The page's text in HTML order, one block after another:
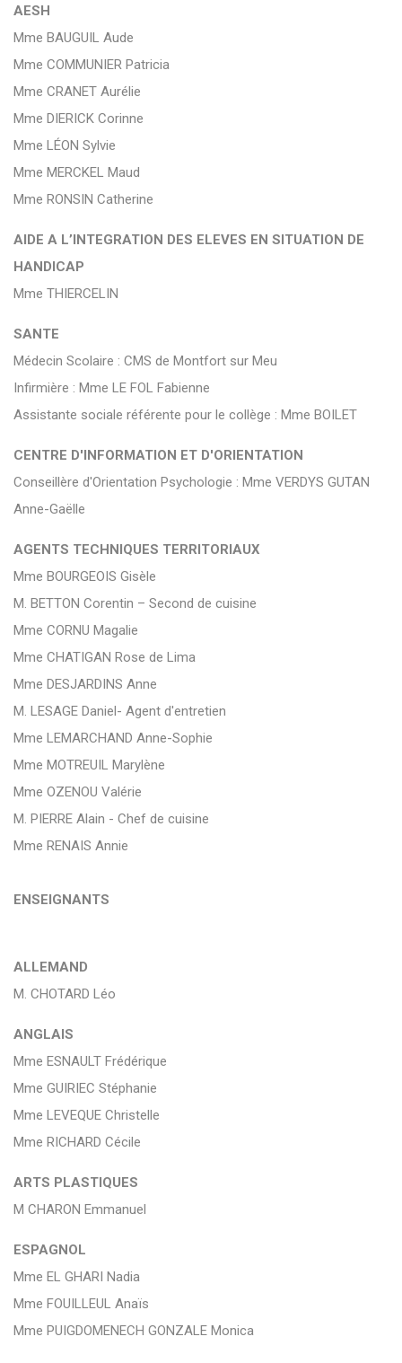
AESH
Mme BAUGUIL Aude
Mme COMMUNIER Patricia
Mme CRANET Aurélie
Mme DIERICK Corinne
Mme LÉON Sylvie
Mme MERCKEL Maud
Mme RONSIN Catherine
AIDE A L’INTEGRATION DES ELEVES EN SITUATION DE
HANDICAP
Mme THIERCELIN
SANTE
Médecin Scolaire : CMS de Montfort sur Meu
Infirmière : Mme LE FOL Fabienne
Assistante sociale référente pour le collège : Mme BOILET
CENTRE D'INFORMATION ET D'ORIENTATION
Conseillère d'Orientation Psychologie : Mme VERDYS GUTAN
Anne-Gaëlle
AGENTS TECHNIQUES TERRITORIAUX
Mme BOURGEOIS Gisèle
M. BETTON Corentin – Second de cuisine
Mme CORNU Magalie
Mme CHATIGAN Rose de Lima
Mme DESJARDINS Anne
M. LESAGE Daniel- Agent d'entretien
Mme LEMARCHAND Anne-Sophie
Mme MOTREUIL Marylène
Mme OZENOU Valérie
M. PIERRE Alain - Chef de cuisine
Mme RENAIS Annie
ENSEIGNANTS
ALLEMAND
M. CHOTARD Léo
ANGLAIS
Mme ESNAULT Frédérique
Mme GUIRIEC Stéphanie
Mme LEVEQUE Christelle
Mme RICHARD Cécile
ARTS PLASTIQUES
M CHARON Emmanuel
ESPAGNOL
Mme EL GHARI Nadia
Mme FOUILLEUL Anaïs
Mme PUIGDOMENECH GONZALE Monica